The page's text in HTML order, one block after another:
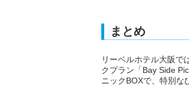
まとめ
リーベルホテル大阪で
クプラン「Bay Side
ニックBOXで、特別な